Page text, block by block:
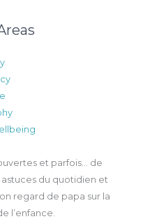
et parfois… de
du quotidien et
regard de papa sur la
l’enfance.